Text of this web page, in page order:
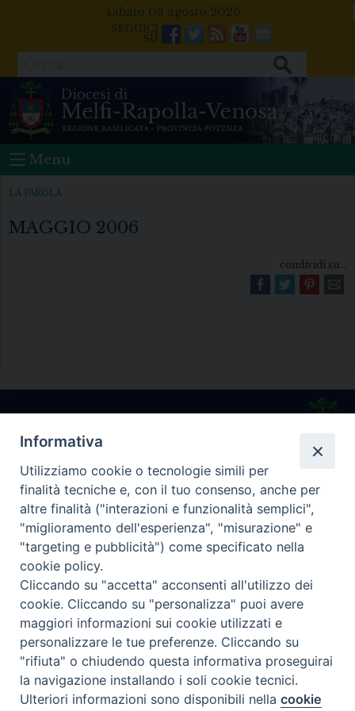
sabato 08 agosto 2026
Facebook
Twitter
FeedsYoutube
Mail
Menu
LA PAROLA
MAGGIO 2006
condividi su...
• Largo Duomo, 12 - 85025 MELFI (PZ) •
Tel. 0972238604
PEC ufficiale della Diocesi:
diocesi.melfi_rapolla_venosa@legalmail.it
Preferenze Cookie
Informativa
Utilizziamo cookie o tecnologie simili per
finalità tecniche e, con il tuo consenso, anche per
altre finalità ("interazioni e funzionalità semplici",
"miglioramento dell'esperienza", "misurazione" e
"targeting e pubblicità") come specificato nella
cookie policy.
Cliccando su "accetta" acconsenti all'utilizzo dei
cookie. Cliccando su "personalizza" puoi avere
maggiori informazioni sui cookie utilizzati e
personalizzare le tue preferenze. Cliccando su
"rifiuta" o chiudendo questa informativa proseguirai
la navigazione installando i soli cookie tecnici.
Ulteriori informazioni sono disponibili nellacookie